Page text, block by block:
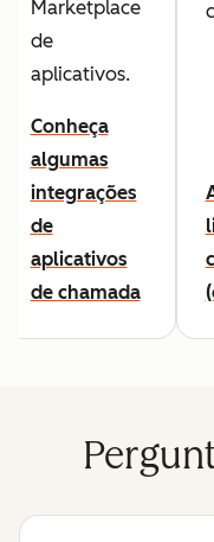
Marketplace
de
aplicativos.
Conheça
algumas
integrações
de
aplicativos
de chamada